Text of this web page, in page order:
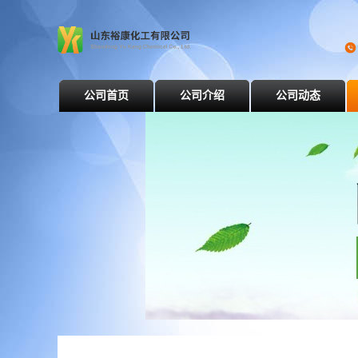
公司首页 公司介绍 公司动态